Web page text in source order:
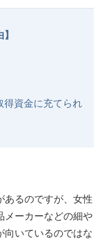
得資金に充てられ
あるのですが、女性
メーカーなどの細や
向いているのではな